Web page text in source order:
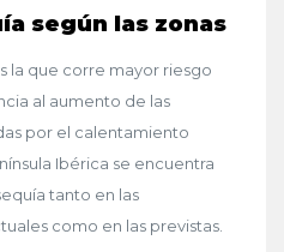
según las zonas
la que corre mayor riesgo
al aumento de las
por el calentamiento
Ibérica se encuentra
tanto en las
como en las previstas.